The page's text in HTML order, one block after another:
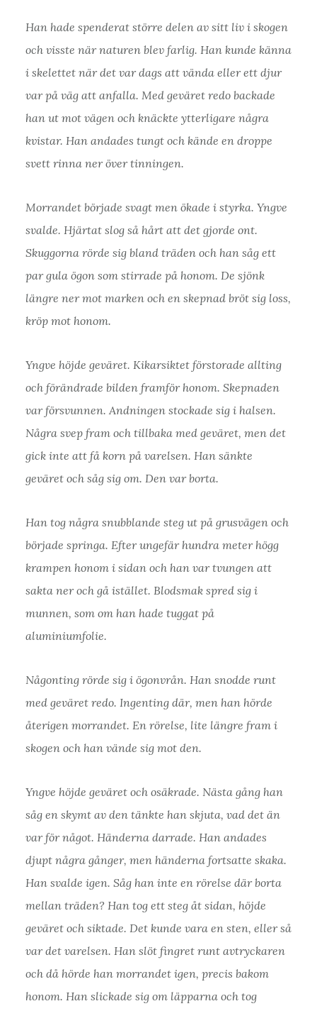
Han hade spenderat större delen av sitt liv i skogen
och visste när naturen blev farlig. Han kunde känna
i skelettet när det var dags att vända eller ett djur
var på väg att anfalla. Med geväret redo backade
han ut mot vägen och knäckte ytterligare några
kvistar. Han andades tungt och kände en droppe
svett rinna ner över tinningen.
Morrandet började svagt men ökade i styrka. Yngve
svalde. Hjärtat slog så hårt att det gjorde ont.
Skuggorna rörde sig bland träden och han såg ett
par gula ögon som stirrade på honom. De sjönk
längre ner mot marken och en skepnad bröt sig loss,
kröp mot honom.
Yngve höjde geväret. Kikarsiktet förstorade allting
och förändrade bilden framför honom. Skepnaden
var försvunnen. Andningen stockade sig i halsen.
Några svep fram och tillbaka med geväret, men det
gick inte att få korn på varelsen. Han sänkte
geväret och såg sig om. Den var borta.
Han tog några snubblande steg ut på grusvägen och
började springa. Efter ungefär hundra meter högg
krampen honom i sidan och han var tvungen att
sakta ner och gå istället. Blodsmak spred sig i
munnen, som om han hade tuggat på
aluminiumfolie.
Någonting rörde sig i ögonvrån. Han snodde runt
med geväret redo. Ingenting där, men han hörde
återigen morrandet. En rörelse, lite längre fram i
skogen och han vände sig mot den.
Yngve höjde geväret och osäkrade. Nästa gång han
såg en skymt av den tänkte han skjuta, vad det än
var för något. Händerna darrade. Han andades
djupt några gånger, men händerna fortsatte skaka.
Han svalde igen. Såg han inte en rörelse där borta
mellan träden? Han tog ett steg åt sidan, höjde
geväret och siktade. Det kunde vara en sten, eller så
var det varelsen. Han slöt fingret runt avtryckaren
och då hörde han morrandet igen, precis bakom
honom. Han slickade sig om läpparna och tog